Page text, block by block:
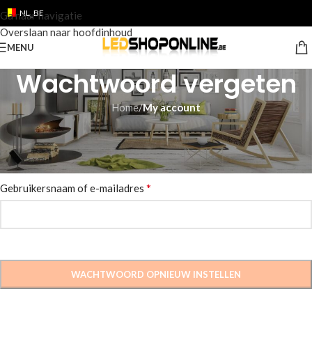
Ga naar navigatie
Overslaan naar hoofdinhoud
NL_BE
MENU
Wachtwoord vergeten
Home/My account
Wachtwoord vergeten? Voer je gebruikersnaam of e-mailadres in.
Je ontvangt een link via e-mail om een nieuw wachtwoord in te
stellen.
Gebruikersnaam of e-mailadres *
WACHTWOORD OPNIEUW INSTELLEN